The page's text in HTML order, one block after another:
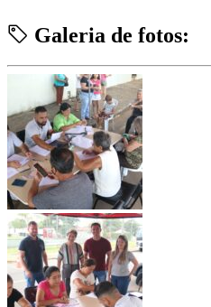
Galeria de fotos: